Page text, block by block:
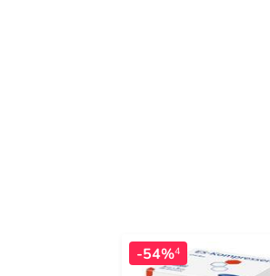
-54%4